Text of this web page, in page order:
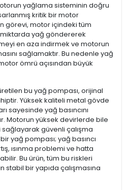
yağlama sisteminin doğru
kritik bir motor
görevi, motor içindeki tüm
yağ göndererek
en aza indirmek ve motorun
sağlamaktır. Bu nedenle yağ
ömrü açısından büyük
bu yağ pompası, orijinal
Yüksek kaliteli metal gövde
sayesinde yağ basıncını
Motorun yüksek devirlerde bile
sağlayarak güvenli çalışma
yağ pompası; yağ basıncı
ısınma problemi ve hatta
Bu ürün, tüm bu riskleri
bir yapıda çalışmasına